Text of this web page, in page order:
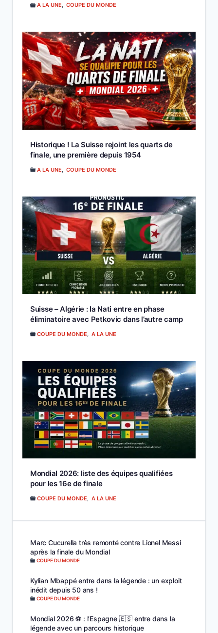
A LA UNE, COUPE DU MONDE
Historique ! La Suisse rejoint les quarts de
finale, une première depuis 1954
A LA UNE COUPE DU MONDE
Suisse – Algérie : la Nati entre en phase
éliminatoire avec Petkovic dans l’autre camp
COUPE DU MONDE A LA UNE
Mondial 2026: liste des équipes qualifiées
pour les 16e de finale
COUPE DU MONDE, A LA UNE
Marc Cucurella très remonté contre Lionel Messi
après la finale du Mondial
COUPE DU MONDE
Kylian Mbappé entre dans la légende : un exploit
inédit depuis 50 ans !
COUPE DU MONDE
Mondial 2026 ⚽️ : l’Espagne 🇪🇸 entre dans la
légende avec un parcours historique